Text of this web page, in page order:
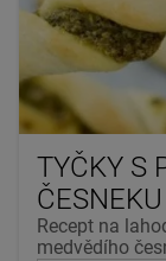
TYČKY S
ČESNEKU
Recept na
medvědího